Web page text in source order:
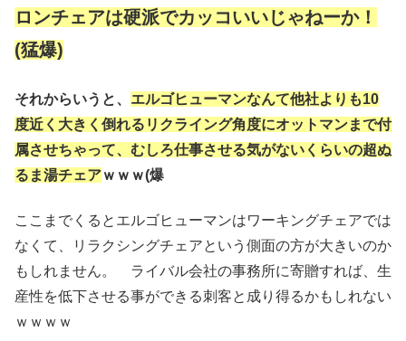
ロンチェアは硬派でカッコいいじゃねーか！
(猛爆)
それからいうと、 エルゴヒューマンなんて他社よりも10
度近く大きく倒れるリクライング角度にオットマンまで付
属させちゃって、むしろ仕事させる気がないくらいの超ぬ
るま湯チェアｗｗｗ(爆
ここまでくるとエルゴヒューマンはワーキングチェアでは
なくて、リラクシングチェアという側面の方が大きいのか
もしれません。 ライバル会社の事務所に寄贈すれば、生
産性を低下させる事ができる刺客と成り得るかもしれない
ｗｗｗｗ